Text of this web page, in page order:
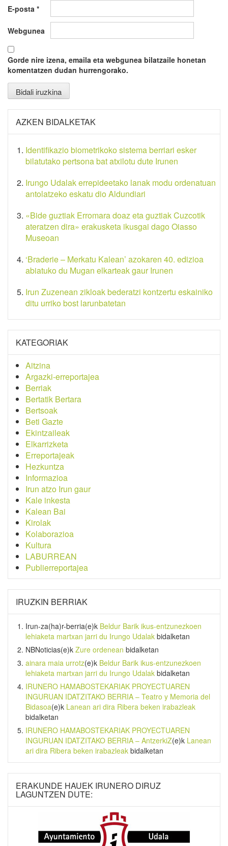
E-posta *
Webgunea
Gorde nire izena, emaila eta webgunea bilatzaile honetan
komentatzen dudan hurrengorako.
AZKEN BIDALKETAK
Identifikazio biometrikoko sistema berriari esker
bilatutako pertsona bat atxilotu dute Irunen
Irungo Udalak errepideetako lanak modu ordenatuan
antolatzeko eskatu dio Aldundiari
«Bide guztiak Erromara doaz eta guztiak Cuzcotik
ateratzen dira» erakusketa ikusgai dago Oiasso
Museoan
‘Braderie – Merkatu Kalean’ azokaren 40. edizioa
abiatuko du Mugan elkarteak gaur Irunen
Irun Zuzenean zikloak bederatzi kontzertu eskainiko
ditu urriko bost larunbatetan
KATEGORIAK
Aitzina
Argazki-erreportajea
Berriak
Bertatik Bertara
Bertsoak
Beti Gazte
Ekintzaileak
Elkarrizketa
Erreportajeak
Hezkuntza
Informazioa
Irun atzo Irun gaur
Kale inkesta
Kalean Bai
Kirolak
Kolaborazioa
Kultura
LABURREAN
Publierreportajea
IRUZKIN BERRIAK
Irun-za(ha)r-berria(e)k Beldur Barik ikus-entzunezkoen
lehiaketa martxan jarri du Irungo Udalak bidalketan
NBNoticias(e)k Zure ordenean bidalketan
ainara maia urrotz(e)k Beldur Barik ikus-entzunezkoen
lehiaketa martxan jarri du Irungo Udalak bidalketan
IRUNERO HAMABOSTEKARIAK PROYECTUAREN
INGURUAN IDATZITAKO BERRIA – Teatro y Memoria del
Bidasoa(e)k Lanean ari dira Ribera beken irabazleak
bidalketan
IRUNERO HAMABOSTEKARIAK PROYECTUAREN
INGURUAN IDATZITAKO BERRIA – AntzerkiZ(e)k Lanean
ari dira Ribera beken irabazleak bidalketan
ERAKUNDE HAUEK IRUNERO DIRUZ
LAGUNTZEN DUTE: